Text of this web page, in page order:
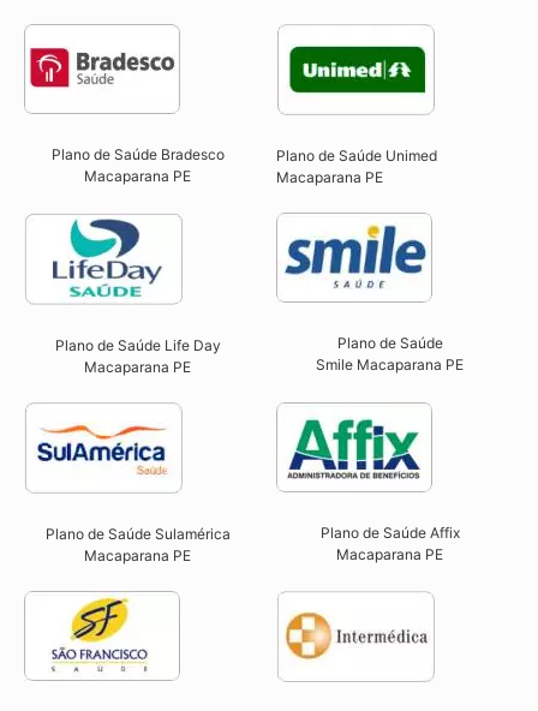
Plano de Saúde Bradesco
Macaparana PE
Plano de Saúde Unimed
Macaparana PE
Plano de Saúde Life Day
Macaparana PE
Plano de Saúde
Smile Macaparana PE​
Plano de Saúde Sulamérica
Macaparana PE
Plano de Saúde Affix
Macaparana PE​